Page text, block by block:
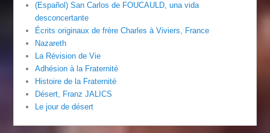
(Español) San Carlos de FOUCAULD, una vida
desconcertante
Écrits originaux de frère Charles à Viviers, France
Nazareth
La Révision de Vie
Adhésion à la Fraternité
Histoire de la Fraternité
Désert, Franz JALICS
Le jour de désert